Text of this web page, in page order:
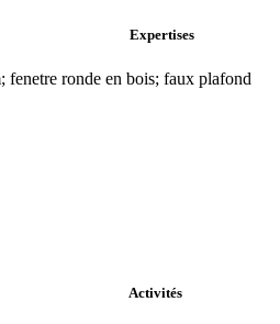
Expertises
fenetre ronde en bois; faux plafond
Activités